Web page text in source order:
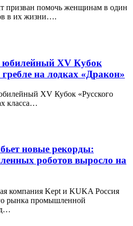
призван помочь женщинам в один
в их жизни….
юбилейный XV Кубок
гребле на лодках «Дракон»
XV Кубок «Русского
класса…
новые рекорды:
роботов выросло на
компания Kept и KUKA Россия
рынка промышленной